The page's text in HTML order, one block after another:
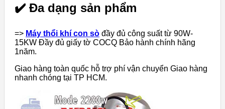
✔️ Đa dạng sản phẩm
=> Máy thổi khí con sò đầy đủ công suất từ 90W-
15KW Đầy đủ giấy tờ COCQ Bảo hành chính hãng
1năm.
Giao hàng toàn quốc hỗ trợ phí vận chuyển Giao hàng
nhanh chóng tại TP HCM.